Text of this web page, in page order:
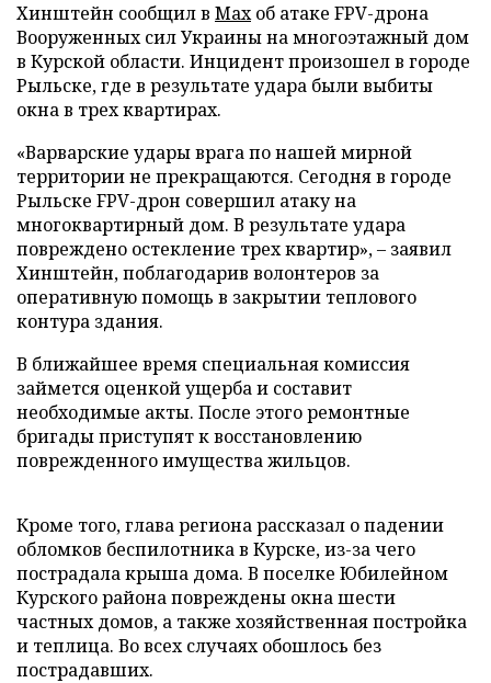
Хинштейн сообщил в Maxоб атаке FPV-дрона
Вооруженных сил Украины на многоэтажный дом
в Курской области. Инцидент произошел в городе
Рыльске, где в результате удара были выбиты
окна в трех квартирах.
«Варварские удары врага по нашей мирной
территории не прекращаются. Сегодня в городе
Рыльске FPV-дрон совершил атаку на
многоквартирный дом. В результате удара
повреждено остекление трех квартир», – заявил
Хинштейн, поблагодарив волонтеров за
оперативную помощь в закрытии теплового
контура здания.
В ближайшее время специальная комиссия
займется оценкой ущерба и составит
необходимые акты. После этого ремонтные
бригады приступят к восстановлению
поврежденного имущества жильцов.
Кроме того, глава региона рассказал о падении
обломков беспилотника в Курске, из-за чего
пострадала крыша дома. В поселке Юбилейном
Курского района повреждены окна шести
частных домов, а также хозяйственная постройка
и теплица. Во всех случаях обошлось без
пострадавших.